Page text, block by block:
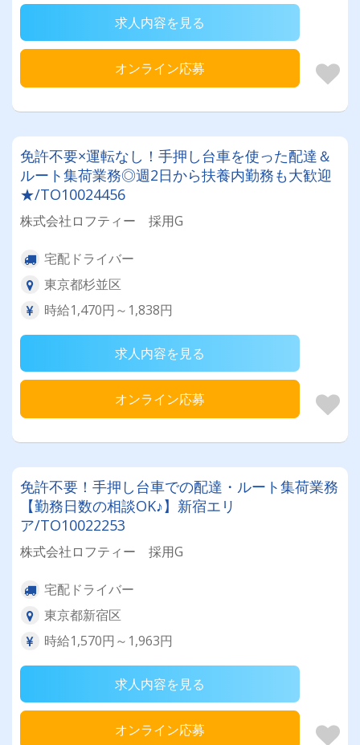
求人内容を見る
オンライン応募
免許不要×運転なし！手押し台車を使った配達＆
ルート集荷業務◎週2日から扶養内勤務も大歓迎
★/TO10024456
株式会社ロフティー 採用G
宅配ドライバー
東京都杉並区
時給1,470円～1,838円
求人内容を見る
オンライン応募
免許不要！手押し台車での配達・ルート集荷業務
【勤務日数の相談OK♪】新宿エリ
ア/TO10022253
株式会社ロフティー 採用G
宅配ドライバー
東京都新宿区
時給1,570円～1,963円
求人内容を見る
オンライン応募